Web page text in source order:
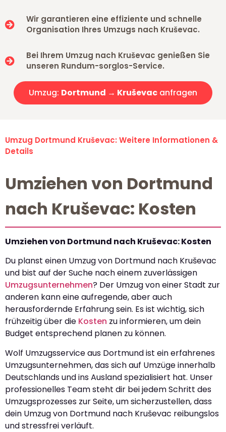
Wir garantieren eine effiziente und schnelle
Organisation Ihres Umzugs nach Kruševac.
Bei Ihrem Umzug nach Kruševac genießen Sie
unseren Rundum-sorglos-Service.
Umzug: Dortmund → Kruševac anfragen
Umzug Dortmund Kruševac: Weitere Informationen &
Details
Umziehen von Dortmund
nach Kruševac: Kosten
Umziehen von Dortmund nach Kruševac: Kosten
Du planst einen Umzug von Dortmund nach Kruševac
und bist auf der Suche nach einem zuverlässigen
Umzugsunternehmen? Der Umzug von einer Stadt zur
anderen kann eine aufregende, aber auch
herausfordernde Erfahrung sein. Es ist wichtig, sich
frühzeitig über die Kosten zu informieren, um dein
Budget entsprechend planen zu können.
Wolf Umzugsservice aus Dortmund ist ein erfahrenes
Umzugsunternehmen, das sich auf Umzüge innerhalb
Deutschlands und ins Ausland spezialisiert hat. Unser
professionelles Team steht dir bei jedem Schritt des
Umzugsprozesses zur Seite, um sicherzustellen, dass
dein Umzug von Dortmund nach Kruševac reibungslos
und stressfrei verläuft.